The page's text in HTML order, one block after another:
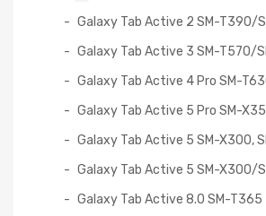
Galaxy Tab Active 2 SM-T390/
Galaxy Tab Active 3 SM-T570/
Galaxy Tab Active 4 Pro SM-
Galaxy Tab Active 5 Pro SM-
Galaxy Tab Active 5 SM-X300,
Galaxy Tab Active 5 SM-X300/
Galaxy Tab Active 8.0 SM-T365